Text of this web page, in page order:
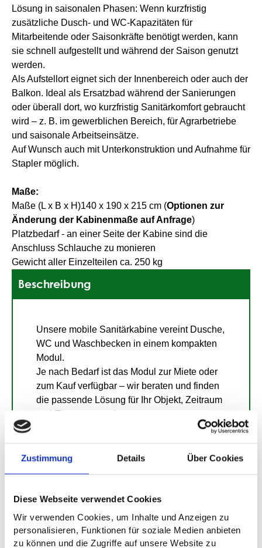
Zustimmung Details Über Cookies
Diese Webseite verwendet Cookies
Wir verwenden Cookies, um Inhalte und Anzeigen zu
personalisieren, Funktionen für soziale Medien anbieten
zu können und die Zugriffe auf unsere Website zu
Lösung in saisonalen Phasen: Wenn kurzfristig
zusätzliche Dusch- und WC-Kapazitäten für
Mitarbeitende oder Saisonkräfte benötigt werden, kann
sie schnell aufgestellt und während der Saison genutzt
werden.
Als Aufstellort eignet sich der Innenbereich oder auch der
Balkon. Ideal als Ersatzbad während der Sanierungen
oder überall dort, wo kurzfristig Sanitärkomfort gebraucht
wird – z. B. im gewerblichen Bereich, für Agrarbetriebe
und saisonale Arbeitseinsätze.
Auf Wunsch auch mit Unterkonstruktion und Aufnahme für
Stapler möglich.
Maße:
Maße (L x B x H)140 x 190 x 215 cm (Optionen zur
Änderung der Kabinenmaße auf Anfrage)
Platzbedarf - an einer Seite der Kabine sind die
Anschluss Schlauche zu monieren
Gewicht aller Einzelteilen ca. 250 kg
Beschreibung
Unsere mobile Sanitärkabine vereint Dusche,
WC und Waschbecken in einem kompakten
Modul.
Je nach Bedarf ist das Modul zur Miete oder
zum Kauf verfügbar – wir beraten und finden
die passende Lösung für Ihr Objekt, Zeitraum
und Einsatzszenario
Vorteile:
Komponenten für den Aufbau des Bades
passen durch jede Normtüre
Flexibler Anschluss mit Schläuchen möglich
Schnell • Sauber • Hygienisch • Kompakt